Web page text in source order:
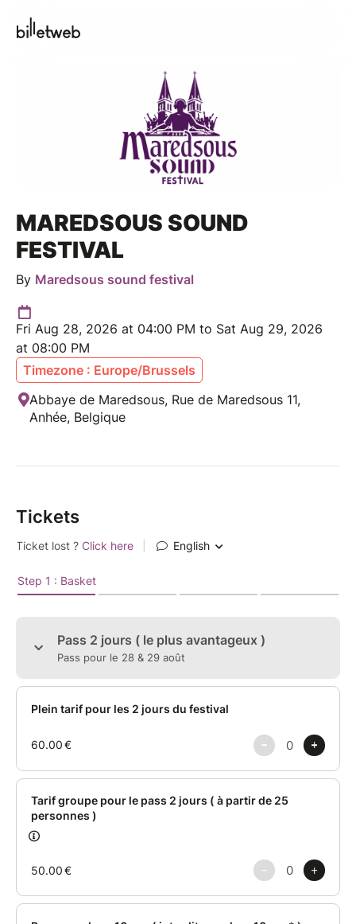
MAREDSOUS SOUND
FESTIVAL
By Maredsous sound festival
Fri Aug 28, 2026 at 04:00 PM to Sat Aug 29, 2026
at 08:00 PM
Timezone : Europe/Brussels
Abbaye de Maredsous, Rue de Maredsous 11,
Anhée, Belgique
Tickets